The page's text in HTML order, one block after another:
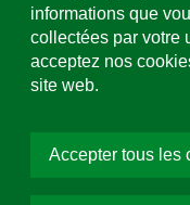
informations que
collectées par votre
acceptez nos
site web.
Accepter tous les
Dalles de terrasse
Fincasa Nova